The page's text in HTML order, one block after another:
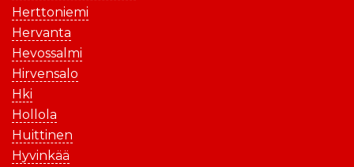
Herttoniemi
Hervanta
Hevossalmi
Hirvensalo
Hki
Hollola
Huittinen
Hyvinkää